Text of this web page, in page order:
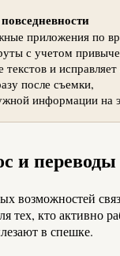
приложения по
с учетом
и исправляет
после съемки,
информации на
и переводы
возможностей
тех, кто активно
в спешке.